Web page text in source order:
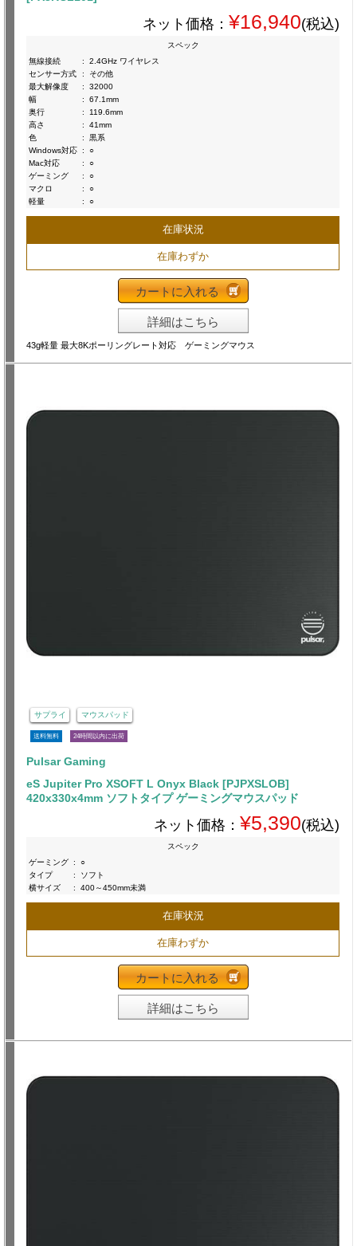
ネット価格： ¥16,940(税込)
スペック
無線接続
:
2.4GHz ワイヤレス
センサー方式
:
その他
最大解像度
:
32000
幅
:
67.1mm
奥行
:
119.6mm
高さ
:
41mm
色
:
黒系
Windows対応 :
○
Mac対応
:
○
ゲーミング
:
○
マクロ
:
○
軽量
: ○
在庫状況
在庫わずか
カートに入れる
詳細はこちら
43g軽量 最大8Kポーリングレート対応 ゲーミングマウス
サプライ マウスパッド
送料無料 24時間以内に出荷
Pulsar Gaming
eS Jupiter Pro XSOFT L Onyx Black [PJPXSLOB]
420x330x4mm ソフトタイプ ゲーミングマウスパッド
ネット価格： ¥5,390(税込)
スペック
ゲーミング :
○
タイプ
:
ソフト
横サイズ
: 400～450mm未満
在庫状況
在庫わずか
カートに入れる
詳細はこちら